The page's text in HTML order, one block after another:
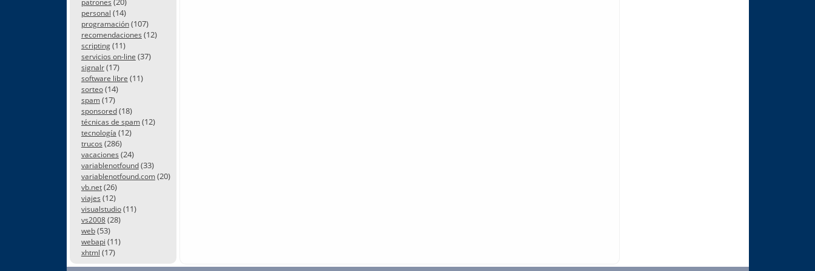
patrones
personal (14)
programación(107)
recomendaciones (12)
scripting(11)
servicios on-line (37)
signalr(17)
software libre (11)
sorteo(14)
spam(17)
sponsored(18)
técnicas de spam(12)
tecnología (12)
trucos (286)
vacaciones (24)
variablenotfound(33)
variablenotfound.com(20)
vb.net(26)
viajes (12)
visualstudio(11)
vs2008(28)
web(53)
webapi (11)
xhtml (17)